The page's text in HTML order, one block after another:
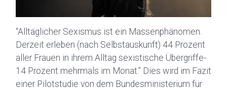
“Alltäglicher Sexismus ist ein Massenphänomen.
Derzeit erleben (nach Selbstauskunft) 44 Prozent
aller Frauen in ihrem Alltag sexistische Übergriffe-
14 Prozent mehrmals im Monat.” Dies wird im Fazit
einer Pilotstudie von dem Bundesministerium für